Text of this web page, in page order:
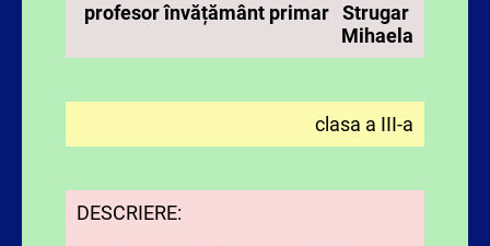
profesor învățământ primar Strugar
Mihaela
clasa a III-a
DESCRIERE: